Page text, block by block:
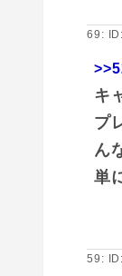
69:
キ
プ
ん
単
59: